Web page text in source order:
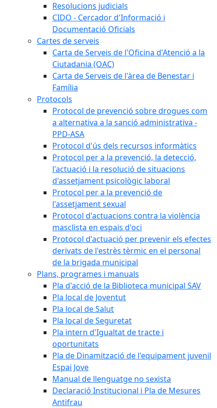
Resolucions judicials
CIDO - Cercador d'Informació i
Documentació Oficials
Cartes de serveis
Carta de Serveis de l'Oficina d'Atenció a la
Ciutadania (OAC)
Carta de Serveis de l'àrea de Benestar i
Família
Protocols
Protocol de prevenció sobre drogues com
a alternativa a la sanció administrativa -
PPD-ASA
Protocol d'ús dels recursos informàtics
Protocol per a la prevenció, la detecció,
l'actuació i la resolució de situacions
d'assetjament psicològic laboral
Protocol per a la prevenció de
l'assetjament sexual
Protocol d'actuacions contra la violència
masclista en espais d'oci
Protocol d'actuació per prevenir els efectes
derivats de l'estrès tèrmic en el personal
de la brigada municipal
Plans, programes i manuals
Pla d'acció de la Biblioteca municipal SAV
Pla local de Joventut
Pla local de Salut
Pla local de Seguretat
Pla intern d'Igualtat de tracte i
oportunitats
Pla de Dinamització de l'equipament juvenil
Espai Jove
Manual de llenguatge no sexista
Declaració Institucional i Pla de Mesures
Antifrau